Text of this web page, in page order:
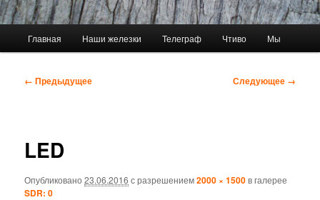
Главная Наши железки Телеграф Чтиво Мы
Навигация
← Предыдущее Следующее →
LED
Опубликовано23.06.2016 с разрешением2000 × 1500в галерее
SDR: 0